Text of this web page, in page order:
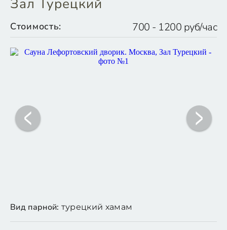
Зал Турецкий
Стоимость: 700 - 1200 руб/час
Вид парной: турецкий хамам